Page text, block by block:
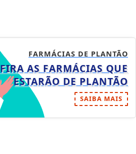
FARMÁCIAS DE PLANTÃO
AS FARMÁCIAS QUE
ESTARÃO DE PLANTÃO
SAIBA MAIS